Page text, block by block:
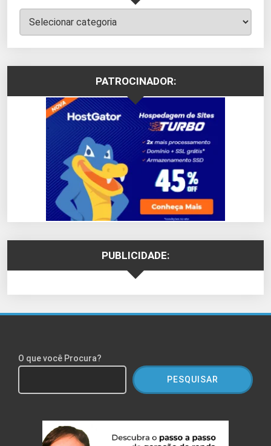
Categorias
PATROCINADOR:
PUBLICIDADE:
O que você Procura?
PESQUISAR